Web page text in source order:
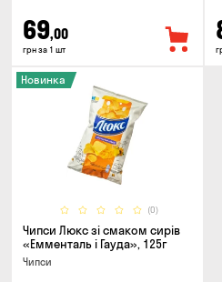
69,00
грн за 1 шт
(0)
Новинка
Чипси Люкс зі смаком сирів
«Емменталь і Гауда», 125г
Чипси